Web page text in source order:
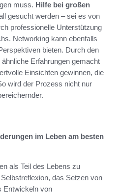
muss. Hilfe bei großen
gesucht werden – sei es von
professionelle Unterstützung
Networking kann ebenfalls
bieten. Durch den
Erfahrungen gemacht
Einsichten gewinnen, die
wird der Prozess nicht nur
im Leben am besten
als Teil des Lebens zu
das Setzen von
Entwickeln von